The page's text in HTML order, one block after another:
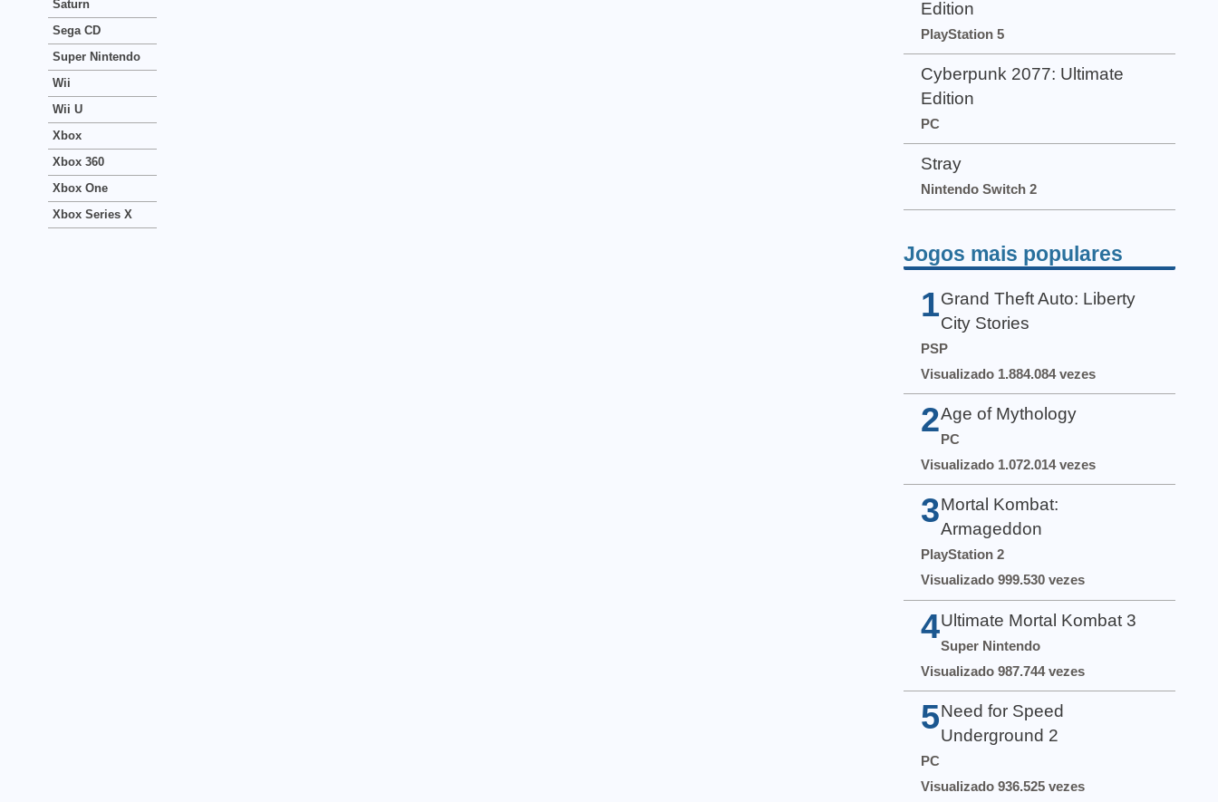
Saturn
Sega CD
Super Nintendo
Wii
Wii U
Xbox
Xbox 360
Xbox One
Xbox Series X
Edition
PlayStation 5
Cyberpunk 2077: Ultimate
Edition
PC
Stray
Nintendo Switch 2
Jogos mais populares
1 Grand Theft Auto: Liberty
City Stories
PSP
Visualizado 1.884.084 vezes
2Age of Mythology
PC
Visualizado 1.072.014 vezes
3 Mortal Kombat:
Armageddon
PlayStation 2
Visualizado 999.530 vezes
4 Ultimate Mortal Kombat 3
Super Nintendo
Visualizado 987.744 vezes
5 Need for Speed
Underground 2
PC
Visualizado 936.525 vezes